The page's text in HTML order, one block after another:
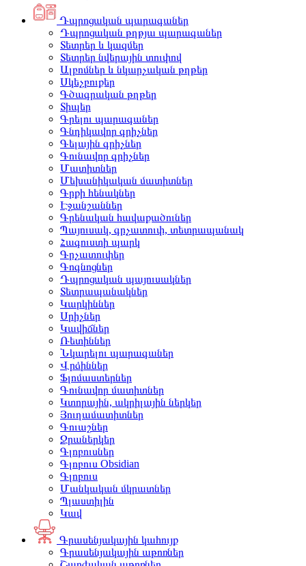
Դպրոցական պարագաներ
Դպրոցական թղթյա պարագաներ
Տետրեր և կազմեր
Տետրեր նվերային տուփով
Ալբոմներ և նկարչական թղթեր
Սկեչբուքեր
Գծագրական թղթեր
Տիպեր
Գրելու պարագաներ
Գնդիկավոր գրիչներ
Գելային գրիչներ
Գունավոր գրիչներ
Մատիտներ
Մեխանիկական մատիտներ
Գրքի հենակներ
Էջանշաններ
Գրենական հավաքածուներ
Պայուսակ, գրչատուփ, տետրապանակ
Հագուստի պարկ
Գրչատուփեր
Գոգնոցներ
Դպրոցական պայուսակներ
Տետրապանակներ
Կարկիններ
Սրիչներ
Կավիճներ
Ռետիններ
Նկարելու պարագաներ
Վրձիններ
Ֆլոմաստերներ
Գունավոր մատիտներ
Կտորային, ակրիլային ներկեր
Յուղամատիտներ
Գուաշներ
Ջրաներկեր
Գլոբուսներ
Գլոբուս Obsidian
Գլոբուս
Մանկական մկրատներ
Պլաստիլին
Կավ
Գրասենյակային կահույք
Գրասենյակային աթոռներ